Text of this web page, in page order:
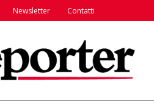
Newsletter Contatti